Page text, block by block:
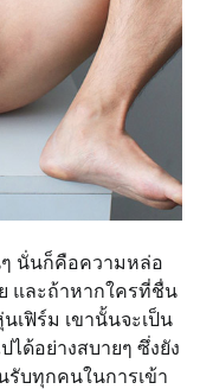
ๆ นั่นก็คือความหล่อ
และถ้าหากใครที่ชื่น
เฟิร์ม เขานั้นจะเป็น
ด้อย่างสบายๆ ซึ่งยัง
รับทุกคนในการเข้า